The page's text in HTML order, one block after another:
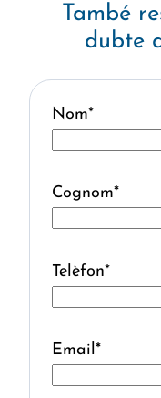
També
dubte
Nom*
Cognom*
Telèfon*
Email *